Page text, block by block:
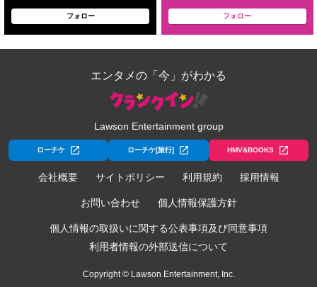
フォロー フォロー
エンタメの「今」がわかる
Lawson Entertainment group
ローチケ ローチケ[旅行] HMV&BOOKS
会社概要 サイトポリシー 利用規約 採用情報
お問い合わせ 個人情報保護方針
個人情報の取扱いに関する公表事項及び同意事項
利用者情報の外部送信について
Copyright © Lawson Entertainment, Inc.